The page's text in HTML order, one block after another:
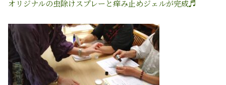
オリジナルの虫除けスプレーと痒み止めジェルが完成♬